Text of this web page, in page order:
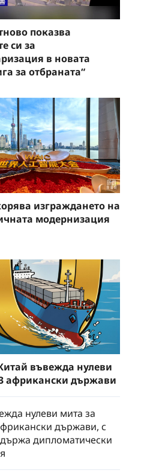
показва
си за
в новата
за отбраната“
изграждането на
модернизация
въвежда нулеви
африкански държави
нулеви мита за
държави, с
дипломатически